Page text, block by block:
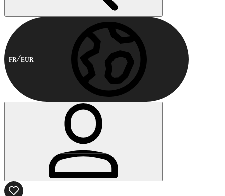
FR EUR